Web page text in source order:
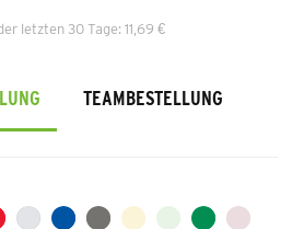
letzten 30 Tage: 11,69 €
TEAMBESTELLUNG